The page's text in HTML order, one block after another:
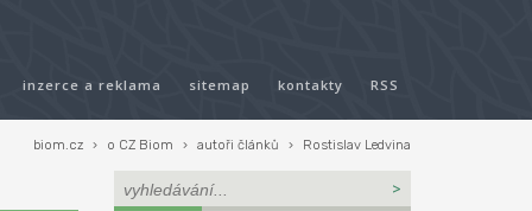
inzerce a reklama sitemap kontakty RSS
biom.cz › o CZ Biom › autoři článků › Rostislav Ledvina